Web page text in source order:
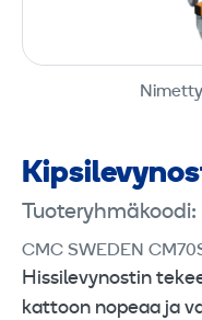
Tuoteryhmäkoodi:
CMC SWEDEN
Hissilevynostin
kattoon nopeaa ja